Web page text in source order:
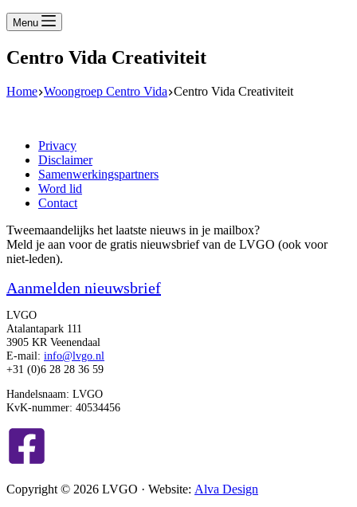
Menu
Centro Vida Creativiteit
Home Woongroep Centro Vida Centro Vida Creativiteit
Privacy
Disclaimer
Samenwerkingspartners
Word lid
Contact
Tweemaandelijks het laatste nieuws in je mailbox?
Meld je aan voor de gratis nieuwsbrief van de LVGO (ook voor
niet-leden).
Aanmelden nieuwsbrief
LVGO
Atalantapark 111
3905 KR Veenendaal
E-mail: info@lvgo.nl
+31 (0)6 28 28 36 59
Handelsnaam: LVGO
KvK-nummer: 40534456
Copyright © 2026 LVGO · Website: Alva Design